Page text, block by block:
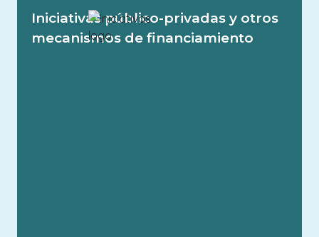
Image
Iniciativas público-privadas y otros
mecanismos de financiamiento
El sector privado y las fundaciones
aportan financiamiento para la